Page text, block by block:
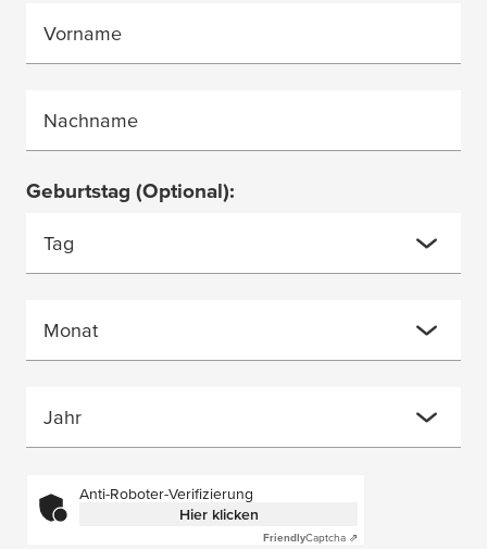
Vorname
Nachname
Geburtstag (Optional):
Tag
Monat
Jahr
Anti-Roboter-Verifizierung
Hier klicken
FriendlyCaptcha ⇗